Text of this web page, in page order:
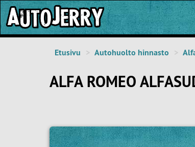
Etusivu Autohuolto hinnasto
ALFA ROMEO